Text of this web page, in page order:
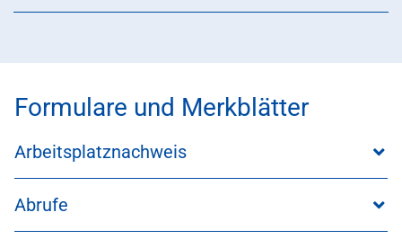
Formulare und Merkblätter
Arbeitsplatznachweis
Abrufe